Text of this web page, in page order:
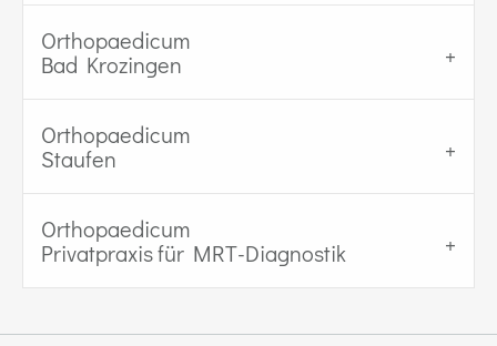
Orthopaedicum
Bad Krozingen
Orthopaedicum
Staufen
Orthopaedicum
Privatpraxis für MRT-Diagnostik